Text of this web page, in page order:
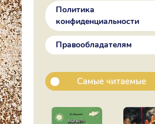
Политика
конфиденциальности
Правообладателям
Самые читаемые